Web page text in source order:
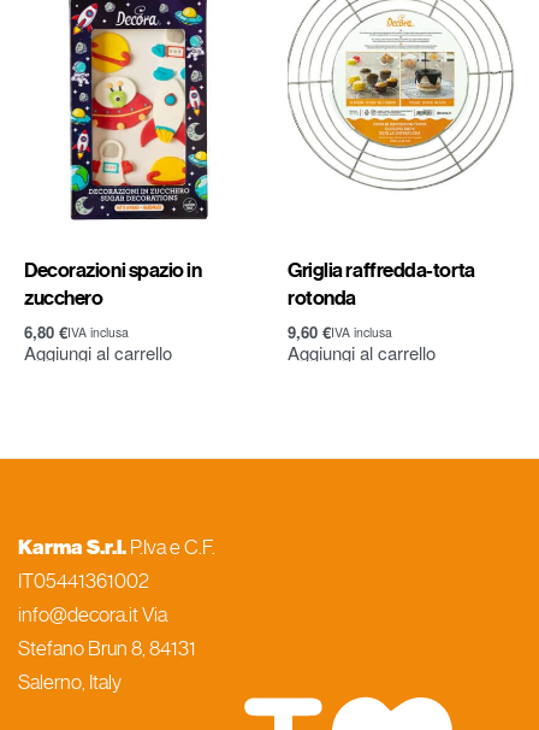
Decorazioni spazio in
zucchero
6,80 €IVA inclusa
Aggiungi al carrello
Griglia raffredda-torta
rotonda
9,60 €IVA inclusa
Aggiungi al carrello
Karma S.r.l. P.Iva e C.F.
IT05441361002
info@decora.it Via
Stefano Brun 8, 84131
Salerno, Italy